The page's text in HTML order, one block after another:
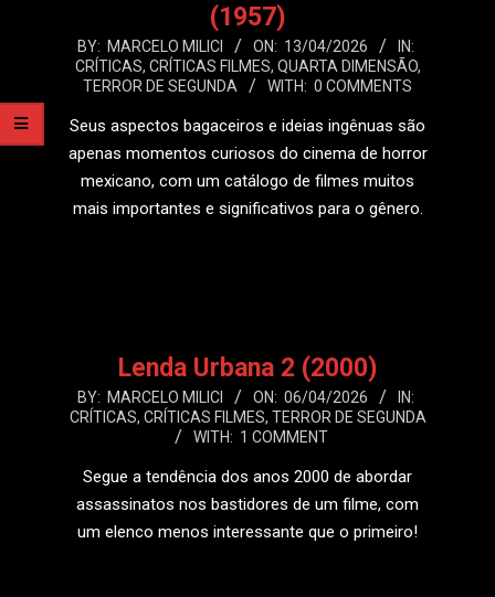
(1957)
2026-
04-
BY: MARCELO MILICI ON: 13/04/2026
IN:
CRÍTICAS, CRÍTICAS FILMES, QUARTA DIMENSÃO,
TERROR DE SEGUNDA
WITH: 0 COMMENTS
Seus aspectos bagaceiros e ideias ingênuas são
apenas momentos curiosos do cinema de horror
mexicano, com um catálogo de filmes muitos
mais importantes e significativos para o gênero.
Lenda Urbana 2 (2000)
2026-
04-
BY: MARCELO MILICI ON: 06/04/2026
IN:
CRÍTICAS, CRÍTICAS FILMES, TERROR DE SEGUNDA
WITH: 1 COMMENT
Segue a tendência dos anos 2000 de abordar
assassinatos nos bastidores de um filme, com
um elenco menos interessante que o primeiro!